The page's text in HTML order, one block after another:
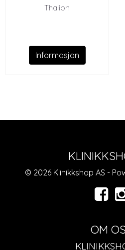
Thalion
Informasjon
© 2026 Klinikkshop AS -
OM